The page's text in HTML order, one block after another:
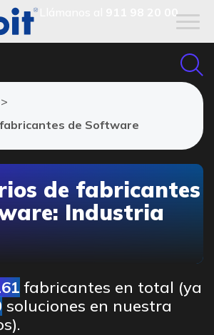
911 98 20 00
Industrial
de Software
de fabricantes
Industria
fabricantes en total (ya
soluciones en nuestra